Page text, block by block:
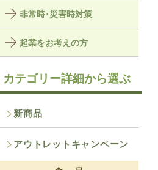
非常時･災害時対策
起業をお考えの方
カテゴリー詳細から選ぶ
新商品
アウトレットキャンペーン